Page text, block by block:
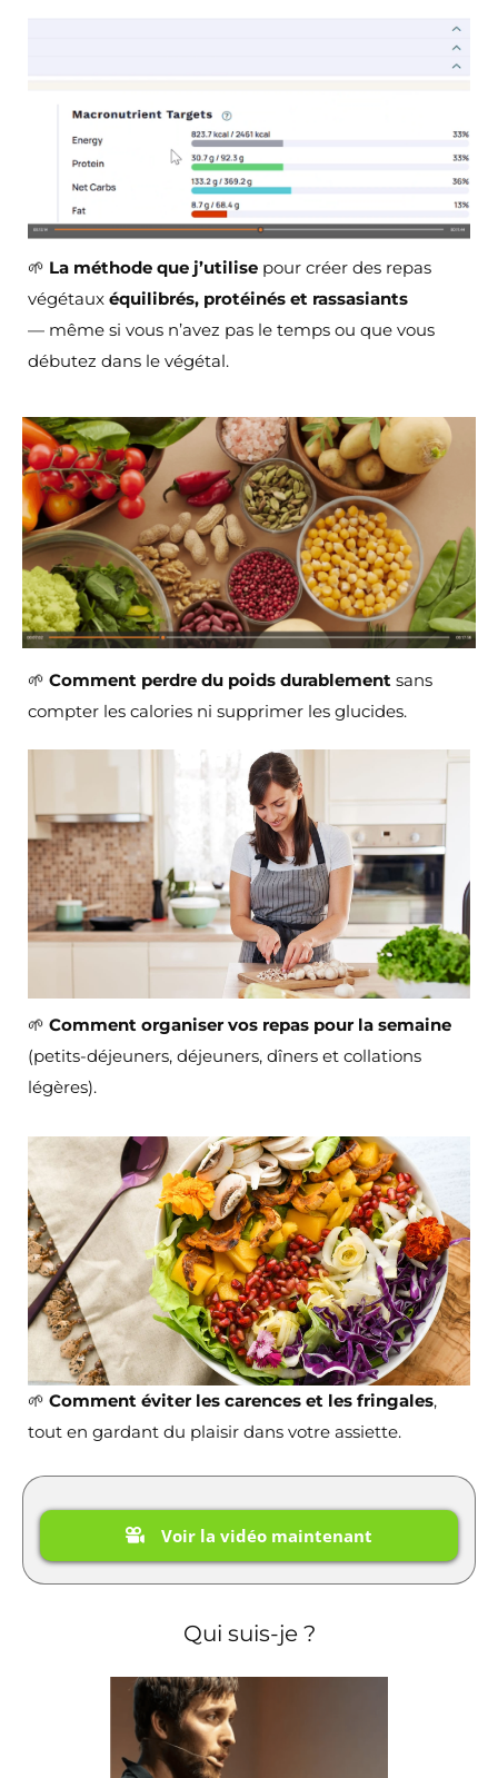
🌱 La méthode que j’utilise pour créer des repas
végétaux équilibrés, protéinés et rassasiants
— même si vous n’avez pas le temps ou que vous
débutez dans le végétal.
🌱 Comment perdre du poids durablement sans
compter les calories ni supprimer les glucides.
🌱 Comment organiser vos repas pour la semaine
(petits-déjeuners, déjeuners, dîners et collations
légères).
🌱 Comment éviter les carences et les fringales,
tout en gardant du plaisir dans votre assiette.
Voir la vidéo maintenant
Qui suis-je ?